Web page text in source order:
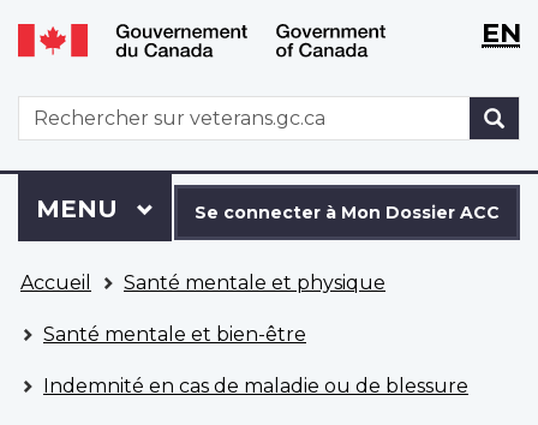
Aller
au
principal
Passer
à
version
HTML
simplifiée
WxT
WxTEN
WxT
Search
form
connecter
à
Dossier
ACC
Se connecter à Mon Dossier ACC
Menu
MENU PRINCIPAL
êtes
ici
Accueil Santé mentale et physique
Santé mentale et bien-être
Indemnité en cas de maladie ou de blessure